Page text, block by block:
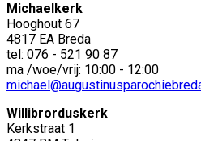
Michaelkerk
Hooghout 67
4817 EA Breda
tel: 076 - 521 90 87
ma /woe/vrij: 10:00 - 12:00
Willibrorduskerk
Kerkstraat 1